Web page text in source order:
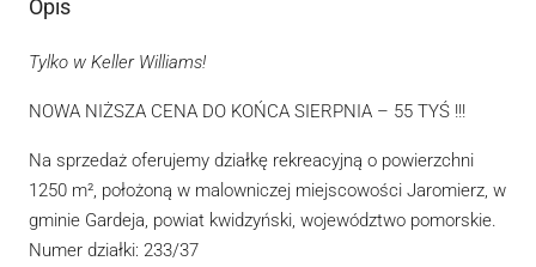
Opis
Tylko w Keller Williams!
NOWA NIŻSZA CENA DO KOŃCA SIERPNIA – 55 TYŚ !!!
Na sprzedaż oferujemy działkę rekreacyjną o powierzchni
1250 m², położoną w malowniczej miejscowości Jaromierz, w
gminie Gardeja, powiat kwidzyński, województwo pomorskie.
Numer działki: 233/37